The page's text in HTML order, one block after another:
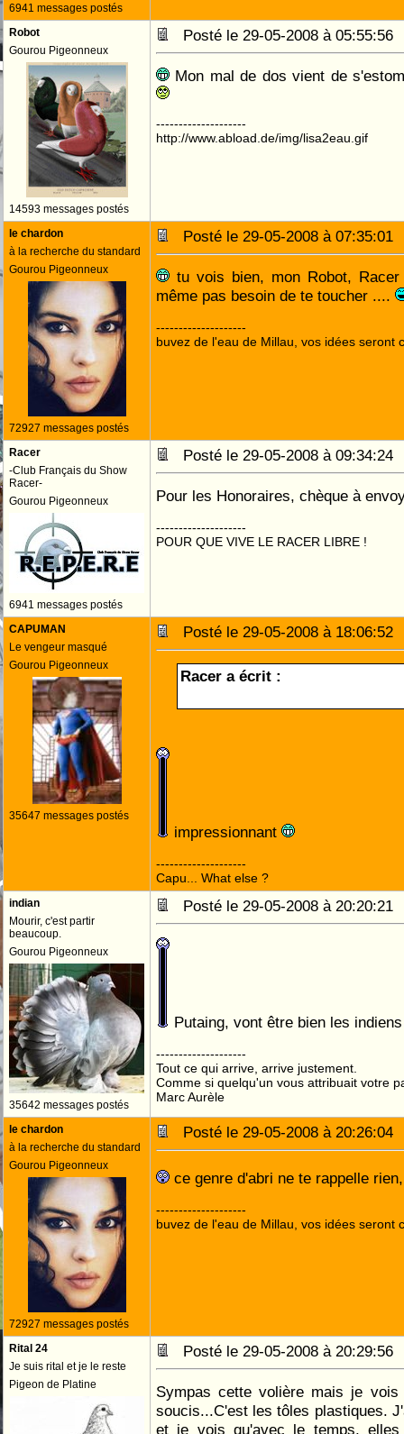
6941 messages postés
Robot
Gourou Pigeonneux
14593 messages postés
Posté le 29-05-2008 à
Mon mal de dos vient de
--------------------
http://www.abload.de/img/lisa2eau.gif
le chardon
à la recherche du standard
Gourou Pigeonneux
72927 messages postés
Posté le 29-05-2008 à
tu vois bien, mon Robot,
même pas besoin de te toucher ....
--------------------
buvez de l'eau de Millau, vos idées seront
Racer
-Club Français du Show
Racer-
Gourou Pigeonneux
6941 messages postés
Posté le 29-05-2008 à
Pour les Honoraires, chèque à
--------------------
POUR QUE VIVE LE RACER LIBRE !
CAPUMAN
Le vengeur masqué
Gourou Pigeonneux
35647 messages postés
Posté le 29-05-2008 à
Racer a écrit :
impressionnant
--------------------
Capu... What else ?
indian
Mourir, c'est partir
beaucoup.
Gourou Pigeonneux
35642 messages postés
Posté le 29-05-2008 à
Putaing, vont être bien les
--------------------
Tout ce qui arrive, arrive justement.
Comme si quelqu'un vous attribuait votre
Marc Aurèle
le chardon
à la recherche du standard
Gourou Pigeonneux
72927 messages postés
Posté le 29-05-2008 à
ce genre d'abri ne te rappelle
--------------------
buvez de l'eau de Millau, vos idées seront
Rital 24
Je suis rital et je le reste
Pigeon de Platine
Posté le 29-05-2008 à
Sympas cette volière mais je
soucis...C'est les tôles plastiques.
et je vois qu'avec le temps,